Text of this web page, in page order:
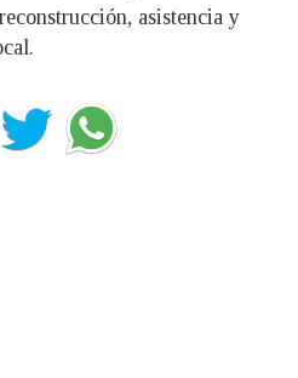
asistencia y